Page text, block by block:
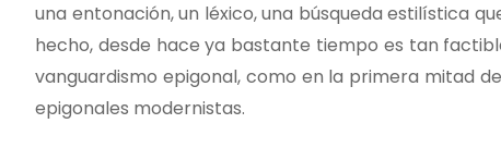
una entonación, un léxico, una búsqueda estilística
hecho, desde hace ya bastante tiempo es tan
vanguardismo epigonal, como en la primera mitad
epigonales modernistas.